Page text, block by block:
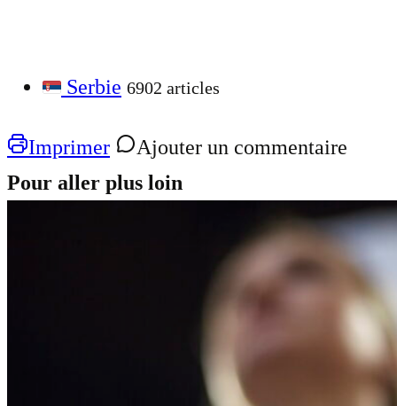
Serbie 6902 articles
Imprimer
Ajouter un commentaire
Pour aller plus loin